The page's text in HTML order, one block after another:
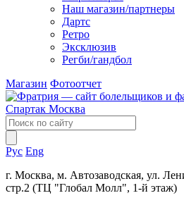
Наш магазин/партнеры
Дартс
Ретро
Эксклюзив
Регби/гандбол
Магазин Фотоотчет
Рус Eng
г. Москва, м. Автозаводская, ул.
стр.2 (ТЦ "Глобал Молл", 1-й этаж)